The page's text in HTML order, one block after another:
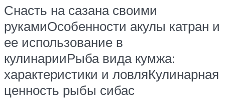
Снасть на сазана своими
рукамиОсобенности акулы катран и
ее использование в
кулинарииРыба вида кумжа:
характеристики и ловляКулинарная
ценность рыбы сибас